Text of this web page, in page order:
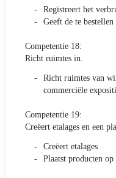
Registreert het
Geeft de te
Competentie 18:
Richt ruimtes in.
Richt ruimtes van
commerciële
Competentie 19:
Creëert etalages en een
Creëert etalages
Plaatst producten